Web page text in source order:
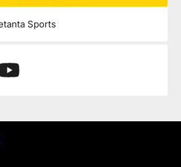
Sports